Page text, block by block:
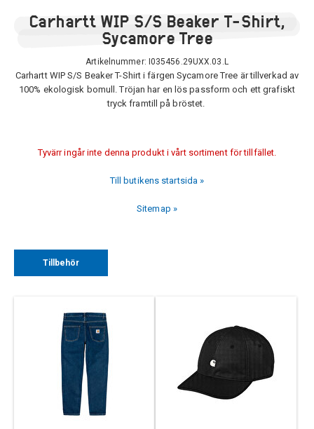
Carhartt WIP S/S Beaker T-Shirt,
Sycamore Tree
Artikelnummer: I035456.29UXX.03.L
Carhartt WIP S/S Beaker T-Shirt i färgen Sycamore Tree är tillverkad av
100% ekologisk bomull. Tröjan har en lös passform och ett grafiskt
tryck framtill på bröstet.
Tyvärr ingår inte denna produkt i vårt sortiment för tillfället.
Till butikens startsida »
Sitemap »
Tillbehör